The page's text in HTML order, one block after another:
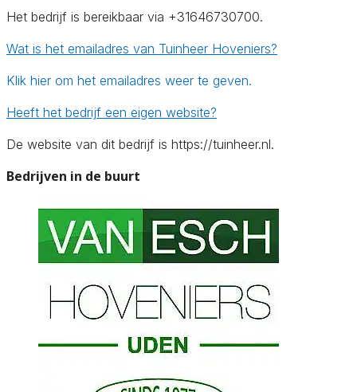
Het bedrijf is bereikbaar via +31646730700.
Wat is het emailadres van Tuinheer Hoveniers?
Klik hier om het emailadres weer te geven.
Heeft het bedrijf een eigen website?
De website van dit bedrijf is https://tuinheer.nl.
Bedrijven in de buurt